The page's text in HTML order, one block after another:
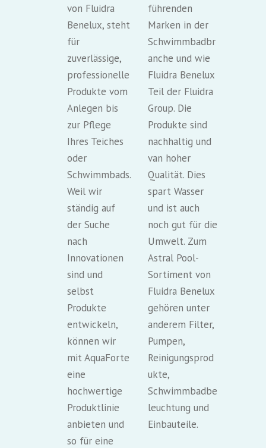
von Fluidra
Benelux, steht
für
zuverlässige,
professionelle
Produkte vom
Anlegen bis
zur Pflege
Ihres Teiches
oder
Schwimmbads.
Weil wir
ständig auf
der Suche
nach
Innovationen
sind und
selbst
Produkte
entwickeln,
können wir
mit AquaForte
eine
hochwertige
Produktlinie
anbieten und
so für eine
führenden
Marken in der
Schwimmbadbr
anche und wie
Fluidra Benelux
Teil der Fluidra
Group. Die
Produkte sind
nachhaltig und
van hoher
Qualität. Dies
spart Wasser
und ist auch
noch gut für die
Umwelt. Zum
Astral Pool-
Sortiment von
Fluidra Benelux
gehören unter
anderem Filter,
Pumpen,
Reinigungsprod
ukte,
Schwimmbadbe
leuchtung und
Einbauteile.